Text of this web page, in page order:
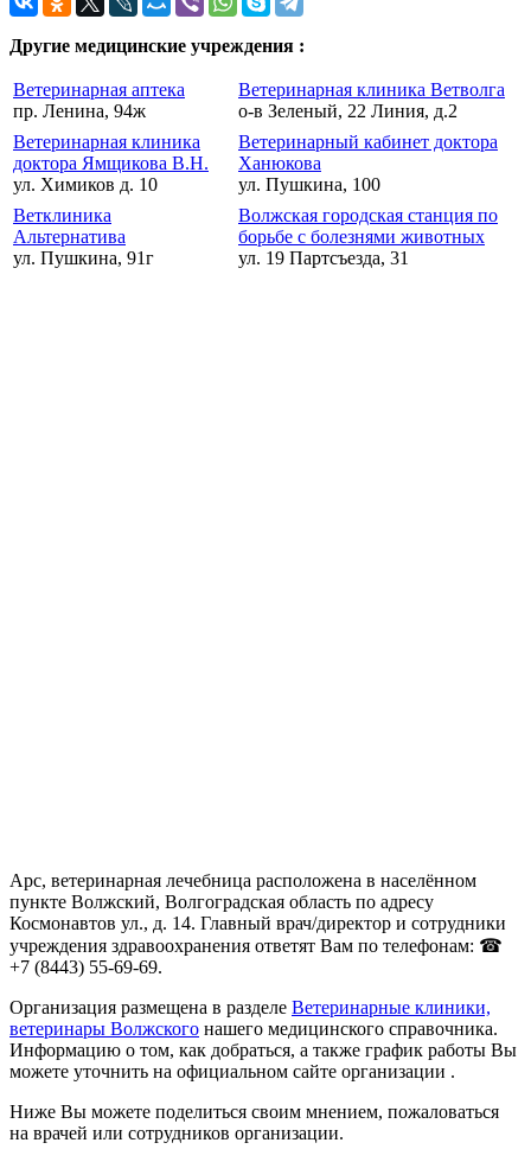
Другие медицинские учреждения :
Ветеринарная аптека
пр. Ленина, 94ж
Ветеринарная клиника Ветволга
о-в Зеленый, 22 Линия, д.2
Ветеринарная клиника
доктора Ямщикова В.Н.
ул. Химиков д. 10
Ветеринарный кабинет доктора
Ханюкова
ул. Пушкина, 100
Ветклиника
Альтернатива
ул. Пушкина, 91г
Волжская городская станция по
борьбе с болезнями животных
ул. 19 Партсъезда, 31
Арс, ветеринарная лечебница расположена в населённом
пункте Волжский, Волгоградская область по адресу
Космонавтов ул., д. 14. Главный врач/директор и сотрудники
учреждения здравоохранения ответят Вам по телефонам: ☎
+7 (8443) 55-69-69.
Организация размещена в разделе Ветеринарные клиники,
ветеринары Волжского нашего медицинского справочника.
Информацию о том, как добраться, а также график работы Вы
можете уточнить на официальном сайте организации .
Ниже Вы можете поделиться своим мнением, пожаловаться
на врачей или сотрудников организации.